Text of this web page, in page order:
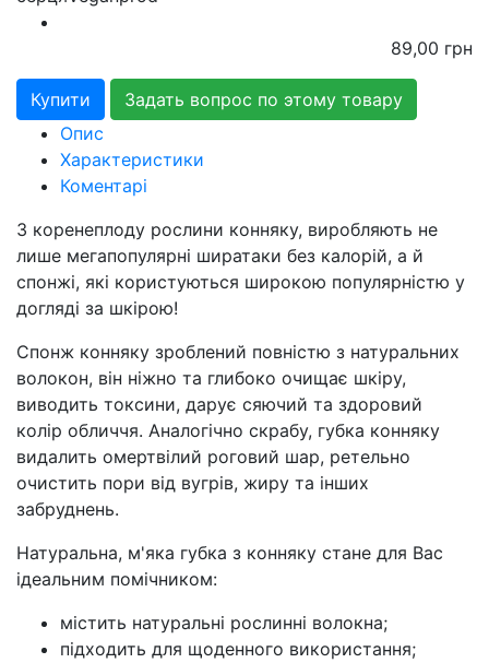
89,00 грн
Задать вопрос по этому товару
Опис
Характеристики
Коментарі
З коренеплоду рослини конняку, виробляють не
лише мегапопулярні ширатаки без калорій, а й
спонжі, які користуються широкою популярністю у
догляді за шкірою!
Спонж конняку зроблений повністю з натуральних
волокон, він ніжно та глибоко очищає шкіру,
виводить токсини, дарує сяючий та здоровий
колір обличчя. Аналогічно скрабу, губка конняку
видалить омертвілий роговий шар, ретельно
очистить пори від вугрів, жиру та інших
забруднень.
Натуральна, м'яка губка з конняку стане для Вас
ідеальним помічником:
містить натуральні рослинні волокна;
підходить для щоденного використання;